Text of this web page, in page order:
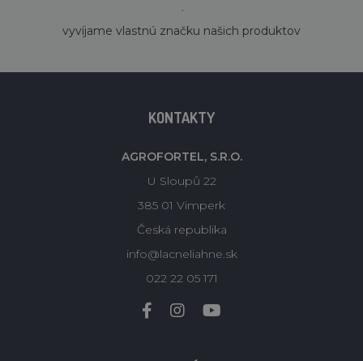
´
vyvíjame vlastnú značku našich produktov
KONTAKTY
AGROFORTEL, S.R.O.
U Sloupů 22
385 01 Vimperk
Česká republika
info@lacneliahne.sk
022 22 05 171